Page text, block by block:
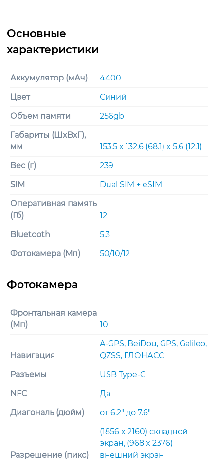
Аккумулятор (мАч) 4400
Цвет Синий
Объем памяти 256gb
Габариты (ШxВxГ),
мм
153.5 x 132.6 (68.1) x 5.6 (12.1)
Вес (г) 239
SIM Dual SIM + eSIM
Оперативная память
(Гб)
12
Bluetooth 5.3
Фотокамера (Мп) 50/10/12
Фронтальная камера
(Мп)
10
Навигация
A-GPS, BeiDou, GPS, Galileo,
QZSS, ГЛОНАСС
Разъемы USB Type-C
NFC Да
Диагональ (дюйм) от 6.2" до 7.6"
Разрешение (пикс)
(1856 x 2160) складной
экран, (968 x 2376)
внешний экран